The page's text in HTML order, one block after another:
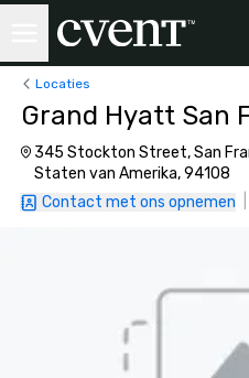
Locaties
Grand Hyatt San
345 Stockton Street, San
Staten van Amerika, 94108
Contact met ons opnemen